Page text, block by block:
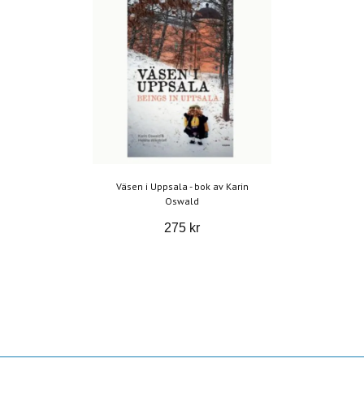
Väsen i Uppsala - bok av Karin
Oswald
275 kr